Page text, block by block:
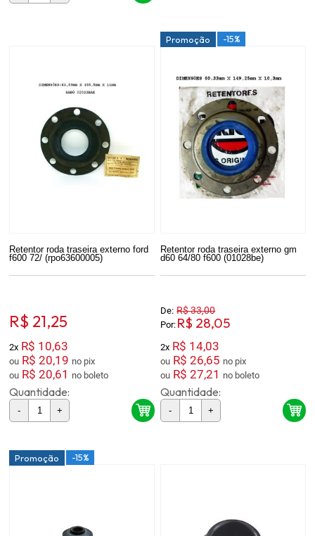
Retentor roda traseira externo ford
f600 72/ (rpo63600005)
R$ 21,25
2x R$ 10,63
ou R$ 20,19
no pix
ou R$ 20,61 no boleto
Quantidade:
- +
Promoção -15%
Retentor roda traseira externo gm
d60 64/80 f600 (01028be)
De: R$ 33,00
Por: R$ 28,05
2x R$ 14,03
ou R$ 26,65
no pix
ou R$ 27,21 no boleto
Quantidade:
- +
Promoção -15%